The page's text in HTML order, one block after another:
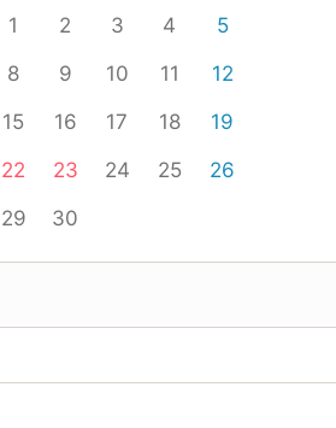
1 2 3 4
5
8 9 10 11
12
15 16 17 18
19
22 23 24 25
26
29 30